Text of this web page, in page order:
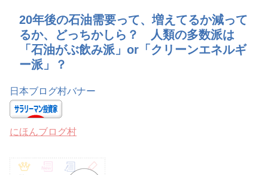
20年後の石油需要って、増えてるか減って
るか、どっちかしら？ 人類の多数派は
「石油がぶ飲み派」or「クリーンエネルギ
ー派」？
日本ブログ村バナー
にほんブログ村